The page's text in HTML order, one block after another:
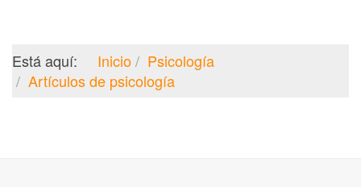
Está aquí: Inicio
Psicología
Artículos de psicología